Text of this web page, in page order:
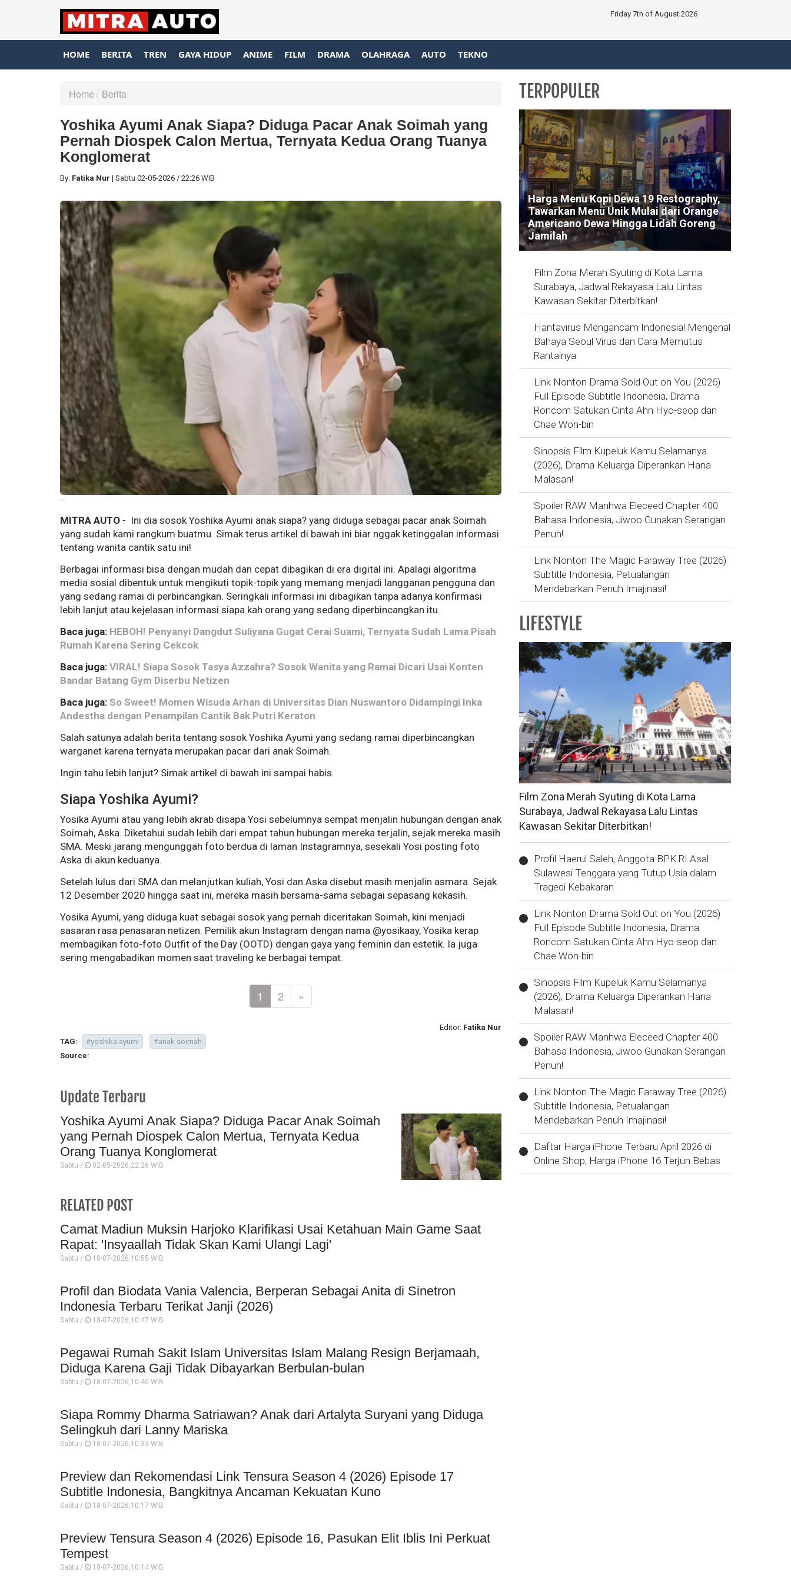
Friday 7th of August 2026
HOME BERITA TREN GAYA HIDUP ANIME FILM DRAMA OLAHRAGA AUTO TEKNO
Home Berita
Yoshika Ayumi Anak Siapa? Diduga Pacar Anak Soimah yang
Pernah Diospek Calon Mertua, Ternyata Kedua Orang Tuanya
Konglomerat
By: Fatika Nur | Sabtu 02-05-2026 / 22:26 WIB
--
MITRA AUTO - Ini dia sosok Yoshika Ayumi anak siapa? yang diduga sebagai pacar anak Soimah
yang sudah kami rangkum buatmu. Simak terus artikel di bawah ini biar nggak ketinggalan informasi
tentang wanita cantik satu ini!
Berbagai informasi bisa dengan mudah dan cepat dibagikan di era digital ini. Apalagi algoritma
media sosial dibentuk untuk mengikuti topik-topik yang memang menjadi langganan pengguna dan
yang sedang ramai di perbincangkan. Seringkali informasi ini dibagikan tanpa adanya konfirmasi
lebih lanjut atau kejelasan informasi siapa kah orang yang sedang diperbincangkan itu.
Baca juga: HEBOH! Penyanyi Dangdut Suliyana Gugat Cerai Suami, Ternyata Sudah Lama Pisah
Rumah Karena Sering Cekcok
Baca juga: VIRAL! Siapa Sosok Tasya Azzahra? Sosok Wanita yang Ramai Dicari Usai Konten
Bandar Batang Gym Diserbu Netizen
Baca juga: So Sweet! Momen Wisuda Arhan di Universitas Dian Nuswantoro Didampingi Inka
Andestha dengan Penampilan Cantik Bak Putri Keraton
Salah satunya adalah berita tentang sosok Yoshika Ayumi yang sedang ramai diperbincangkan
warganet karena ternyata merupakan pacar dari anak Soimah.
Ingin tahu lebih lanjut? Simak artikel di bawah ini sampai habis.
Siapa Yoshika Ayumi?
Yosika Ayumi atau yang lebih akrab disapa Yosi sebelumnya sempat menjalin hubungan dengan anak
Soimah, Aska. Diketahui sudah lebih dari empat tahun hubungan mereka terjalin, sejak mereka masih
SMA. Meski jarang mengunggah foto berdua di laman Instagramnya, sesekali Yosi posting foto
Aska di akun keduanya.
Setelah lulus dari SMA dan melanjutkan kuliah, Yosi dan Aska disebut masih menjalin asmara. Sejak
12 Desember 2020 hingga saat ini, mereka masih bersama-sama sebagai sepasang kekasih.
Yosika Ayumi, yang diduga kuat sebagai sosok yang pernah diceritakan Soimah, kini menjadi
sasaran rasa penasaran netizen. Pemilik akun Instagram dengan nama @yosikaay, Yosika kerap
membagikan foto-foto Outfit of the Day (OOTD) dengan gaya yang feminin dan estetik. Ia juga
sering mengabadikan momen saat traveling ke berbagai tempat.
1 2 »
Editor: Fatika Nur
TAG:
#yoshika ayumi
#anak soimah
Source:
Update Terbaru
Yoshika Ayumi Anak Siapa? Diduga Pacar Anak Soimah
yang Pernah Diospek Calon Mertua, Ternyata Kedua
Orang Tuanya Konglomerat
Sabtu / 02-05-2026,22:26 WIB
RELATED POST
Camat Madiun Muksin Harjoko Klarifikasi Usai Ketahuan Main Game Saat
Rapat: 'Insyaallah Tidak Skan Kami Ulangi Lagi'
Sabtu / 18-07-2026,10:55 WIB
Profil dan Biodata Vania Valencia, Berperan Sebagai Anita di Sinetron
Indonesia Terbaru Terikat Janji (2026)
Sabtu / 18-07-2026,10:47 WIB
Pegawai Rumah Sakit Islam Universitas Islam Malang Resign Berjamaah,
Diduga Karena Gaji Tidak Dibayarkan Berbulan-bulan
Sabtu / 18-07-2026,10:40 WIB
Siapa Rommy Dharma Satriawan? Anak dari Artalyta Suryani yang Diduga
Selingkuh dari Lanny Mariska
Sabtu / 18-07-2026,10:33 WIB
Preview dan Rekomendasi Link Tensura Season 4 (2026) Episode 17
Subtitle Indonesia, Bangkitnya Ancaman Kekuatan Kuno
Sabtu / 18-07-2026,10:17 WIB
Preview Tensura Season 4 (2026) Episode 16, Pasukan Elit Iblis Ini Perkuat
Tempest
Sabtu / 18-07-2026,10:14 WIB
TERPOPULER
Harga Menu Kopi Dewa 19 Restography,
Tawarkan Menu Unik Mulai dari Orange
Americano Dewa Hingga Lidah Goreng
Jamilah
Film Zona Merah Syuting di Kota Lama
Surabaya, Jadwal Rekayasa Lalu Lintas
Kawasan Sekitar Diterbitkan!
Hantavirus Mengancam Indonesia! Mengenal
Bahaya Seoul Virus dan Cara Memutus
Rantainya
Link Nonton Drama Sold Out on You (2026)
Full Episode Subtitle Indonesia, Drama
Roncom Satukan Cinta Ahn Hyo-seop dan
Chae Won-bin
Sinopsis Film Kupeluk Kamu Selamanya
(2026), Drama Keluarga Diperankan Hana
Malasan!
Spoiler RAW Manhwa Eleceed Chapter 400
Bahasa Indonesia, Jiwoo Gunakan Serangan
Penuh!
Link Nonton The Magic Faraway Tree (2026)
Subtitle Indonesia, Petualangan
Mendebarkan Penuh Imajinasi!
LIFESTYLE
Film Zona Merah Syuting di Kota Lama
Surabaya, Jadwal Rekayasa Lalu Lintas
Kawasan Sekitar Diterbitkan!
Profil Haerul Saleh, Anggota BPK RI Asal
Sulawesi Tenggara yang Tutup Usia dalam
Tragedi Kebakaran
Link Nonton Drama Sold Out on You (2026)
Full Episode Subtitle Indonesia, Drama
Roncom Satukan Cinta Ahn Hyo-seop dan
Chae Won-bin
Sinopsis Film Kupeluk Kamu Selamanya
(2026), Drama Keluarga Diperankan Hana
Malasan!
Spoiler RAW Manhwa Eleceed Chapter 400
Bahasa Indonesia, Jiwoo Gunakan Serangan
Penuh!
Link Nonton The Magic Faraway Tree (2026)
Subtitle Indonesia, Petualangan
Mendebarkan Penuh Imajinasi!
Daftar Harga iPhone Terbaru April 2026 di
Online Shop, Harga iPhone 16 Terjun Bebas